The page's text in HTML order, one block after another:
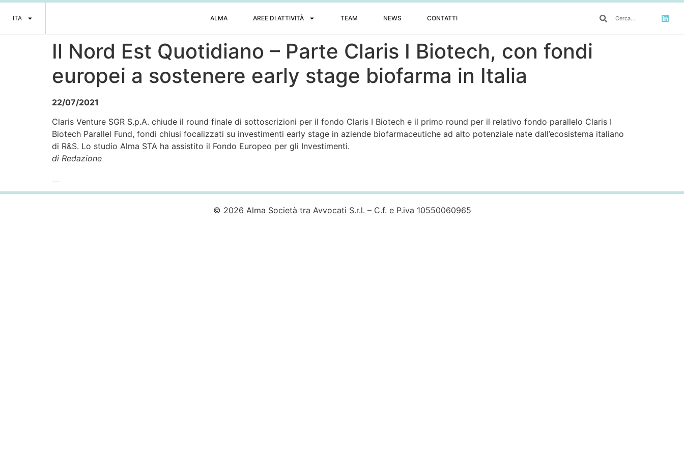
ITA ALMA AREE DI ATTIVITÀ TEAM NEWS CONTATTI
Il Nord Est Quotidiano – Parte Claris I Biotech, con fondi
europei a sostenere early stage biofarma in Italia
22/07/2021
Claris Venture SGR S.p.A. chiude il round finale di sottoscrizioni per il fondo Claris I Biotech e il primo round per il relativo fondo parallelo Claris I
Biotech Parallel Fund, fondi chiusi focalizzati su investimenti early stage in aziende biofarmaceutiche ad alto potenziale nate dall’ecosistema italiano
di R&S. Lo studio Alma STA ha assistito il Fondo Europeo per gli Investimenti.
di Redazione
© 2026 Alma Società tra Avvocati S.r.l. – C.f. e P.iva 10550060965